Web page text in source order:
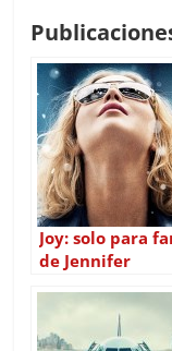
Joy: solo para
de Jennifer